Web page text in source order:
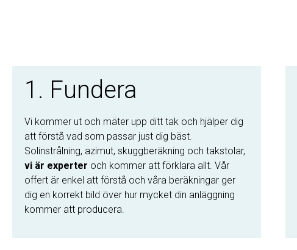
1. Fundera
Vi kommer ut och mäter upp ditt tak och hjälper dig
att förstå vad som passar just dig bäst.
Solinstrålning, azimut, skuggberäkning och takstolar,
vi är experter och kommer att förklara allt. Vår
offert är enkel att förstå och våra beräkningar ger
dig en korrekt bild över hur mycket din anläggning
kommer att producera.